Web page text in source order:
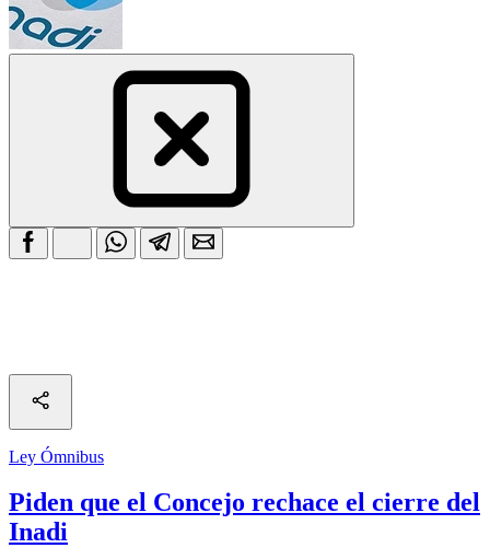
Ley Ómnibus
Piden que el Concejo rechace el cierre del
Inadi